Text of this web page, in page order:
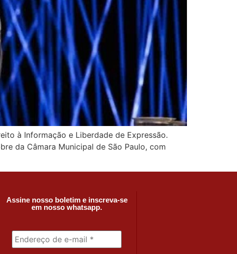
à Informação e Liberdade de Expressão.
da Câmara Municipal de São Paulo, com
Assine nosso boletim e inscreva-se
em nosso whatsapp.